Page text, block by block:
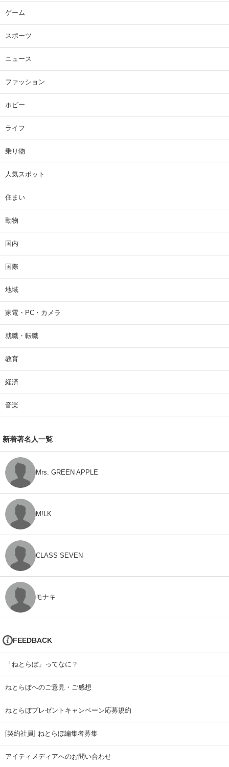
ゲーム
スポーツ
ニュース
ファッション
ホビー
ライフ
乗り物
人気スポット
住まい
動物
国内
国際
地域
家電・PC・カメラ
就職・転職
教育
経済
音楽
新着著名人一覧
Mrs. GREEN APPLE
M!LK
CLASS SEVEN
モナキ
FEEDBACK
「ねとらぼ」ってなに？
ねとらぼへのご意見・ご感想
ねとらぼプレゼントキャンペーン応募規約
[契約社員] ねとらぼ編集者募集
アイティメディアへのお問い合わせ